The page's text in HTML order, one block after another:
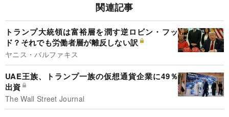
関連記事
トランプ大統領は富裕層を潤す逆ロビン・フッ
ド？それでも労働者層が離反しない訳
ヤニス・バルファキス
UAE王族、トランプ一族の仮想通貨企業に49％
出資
The Wall Street Journal